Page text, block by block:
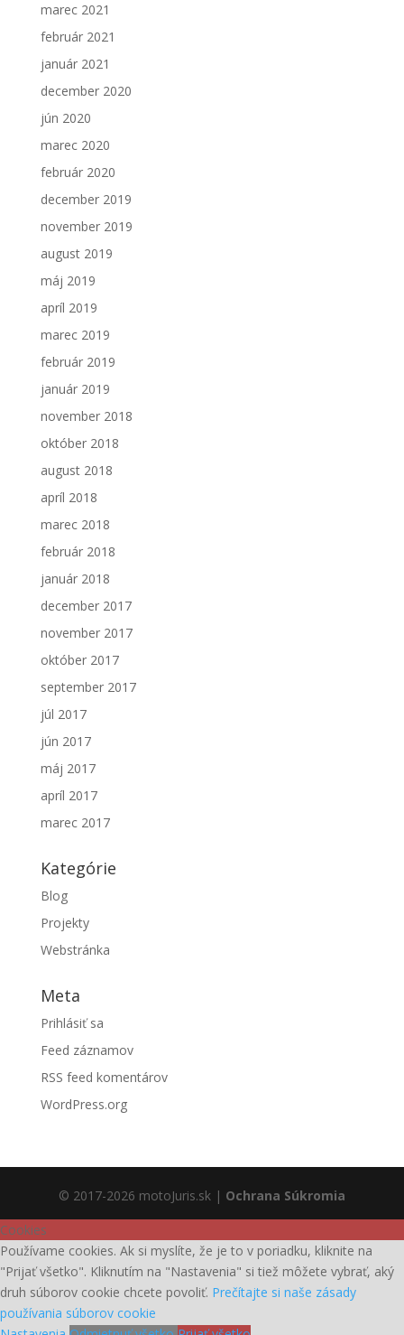
marec 2021
február 2021
január 2021
december 2020
jún 2020
marec 2020
február 2020
december 2019
november 2019
august 2019
máj 2019
apríl 2019
marec 2019
február 2019
január 2019
november 2018
október 2018
august 2018
apríl 2018
marec 2018
február 2018
január 2018
december 2017
november 2017
október 2017
september 2017
júl 2017
jún 2017
máj 2017
apríl 2017
marec 2017
Kategórie
Blog
Projekty
Webstránka
Meta
Prihlásiť sa
Feed záznamov
RSS feed komentárov
WordPress.org
© 2017-2026 motoJuris.sk | Ochrana Súkromia
Cookies
Používame cookies. Ak si myslíte, že je to v poriadku, kliknite na
"Prijať všetko". Kliknutím na "Nastavenia" si tiež môžete vybrať, aký
druh súborov cookie chcete povoliť. Prečítajte si naše zásady
používania súborov cookie